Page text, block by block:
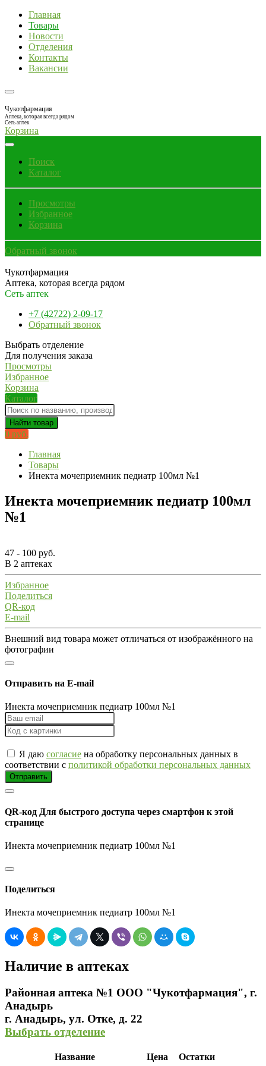
Главная
Товары
Новости
Отделения
Контакты
Вакансии
Чукотфармация
Аптека, которая всегда рядом
Сеть аптек
Корзина
Поиск
Каталог
Просмотры
Избранное
Корзина
Обратный звонок
Чукотфармация
Аптека, которая всегда рядом
Сеть аптек
+7 (42722) 2-09-17
Обратный звонок
Выбрать отделение
Для получения заказа
Просмотры
Избранное
Корзина
Каталог
Найти товар
0 руб.
Главная
Товары
Инекта мочеприемник педиатр 100мл №1
Инекта мочеприемник педиатр 100мл
№1
47 - 100 руб.
В 2 аптеках
Избранное
Поделиться
QR-код
E-mail
Внешний вид товара может отличаться от изображённого на
фотографии
Отправить на E-mail
Инекта мочеприемник педиатр 100мл №1
Я даю согласие на обработку персональных данных в
соответствии с политикой обработки персональных данных
Отправить
QR-код Для быстрого доступа через смартфон к этой
странице
Инекта мочеприемник педиатр 100мл №1
Поделиться
Инекта мочеприемник педиатр 100мл №1
Наличие в аптеках
Районная аптека №1 ООО "Чукотфармация", г.
Анадырь
г. Анадырь, ул. Отке, д. 22
Выбрать отделение
Название Цена
Остатки